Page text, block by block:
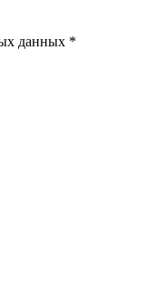
данных *